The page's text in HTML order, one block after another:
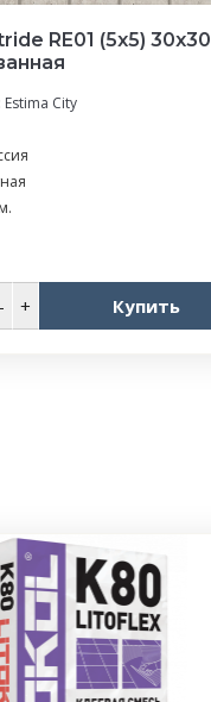
RE01 (5х5) 30x30
Estima City
+ Купить